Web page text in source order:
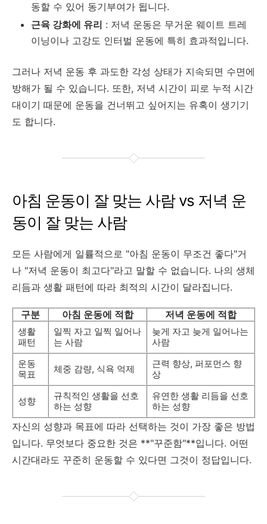
동할 수 있어 동기부여가 됩니다.
근육 강화에 유리 : 저녁 운동은 무거운 웨이트 트레
이닝이나 고강도 인터벌 운동에 특히 효과적입니다.
그러나 저녁 운동 후 과도한 각성 상태가 지속되면 수면에
방해가 될 수 있습니다. 또한, 저녁 시간이 피로 누적 시간
대이기 때문에 운동을 건너뛰고 싶어지는 유혹이 생기기
도 합니다.
아침 운동이 잘 맞는 사람 vs 저녁 운
동이 잘 맞는 사람
모든 사람에게 일률적으로 "아침 운동이 무조건 좋다"거
나 "저녁 운동이 최고다"라고 말할 수 없습니다. 나의 생체
리듬과 생활 패턴에 따라 최적의 시간이 달라집니다.
구분 아침 운동에 적합 저녁 운동에 적합
생활
패턴
일찍 자고 일찍 일어나
는 사람
늦게 자고 늦게 일어나는
사람
운동
목표
체중 감량, 식욕 억제
근력 향상, 퍼포먼스 향
상
성향
규칙적인 생활을 선호
하는 성향
유연한 생활 리듬을 선호
하는 성향
자신의 성향과 목표에 따라 선택하는 것이 가장 좋은 방법
입니다. 무엇보다 중요한 것은 **"꾸준함"**입니다. 어떤
시간대라도 꾸준히 운동할 수 있다면 그것이 정답입니다.